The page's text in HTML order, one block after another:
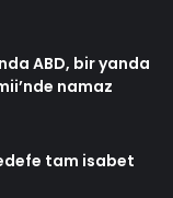
ABD, bir yanda
namaz
tam isabet